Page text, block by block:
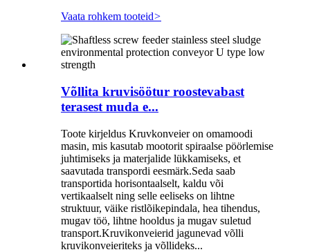
Vaata rohkem tooteid>
Võllita kruvisöötur roostevabast
terasest muda e...
Toote kirjeldus Kruvkonveier on omamoodi
masin, mis kasutab mootorit spiraalse pöörlemise
juhtimiseks ja materjalide lükkamiseks, et
saavutada transpordi eesmärk.Seda saab
transportida horisontaalselt, kaldu või
vertikaalselt ning selle eeliseks on lihtne
struktuur, väike ristlõikepindala, hea tihendus,
mugav töö, lihtne hooldus ja mugav suletud
transport.Kruvikonveierid jagunevad võlli
kruvikonveieriteks ja võllideks...